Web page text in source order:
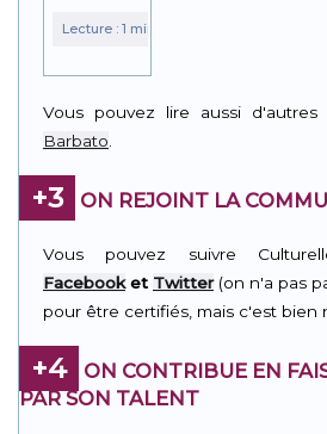
Vous pouvez lire aussi d'autres
Barbato.
+3 ON REJOINT LA
Vous pouvez suivre
Facebooket Twitter(on n'a pas
pour être certifiés, mais c'est bien
+4
ON CONTRIBUE EN
PAR SON TALENT